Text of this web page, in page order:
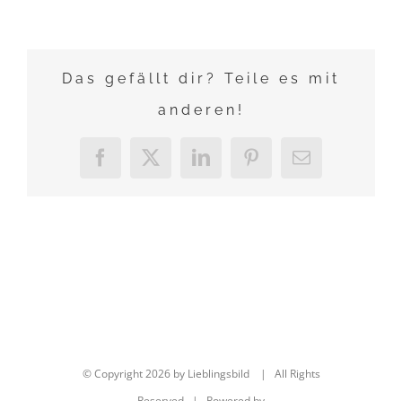
Das gefällt dir? Teile es mit
anderen!
Facebook
X LinkedInPinterest
E-
© Copyright2026 by Lieblingsbild | All Rights